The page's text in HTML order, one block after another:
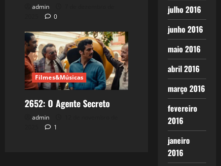
admin
0
Filmes&Músicas
2652: O Agente Secreto
admin
1
julho 2016
junho 2016
maio 2016
abril 2016
março 2016
fevereiro
2016
janeiro
2016